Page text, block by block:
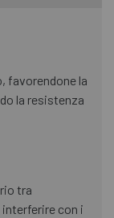
favorendone la
la resistenza
tra
con i